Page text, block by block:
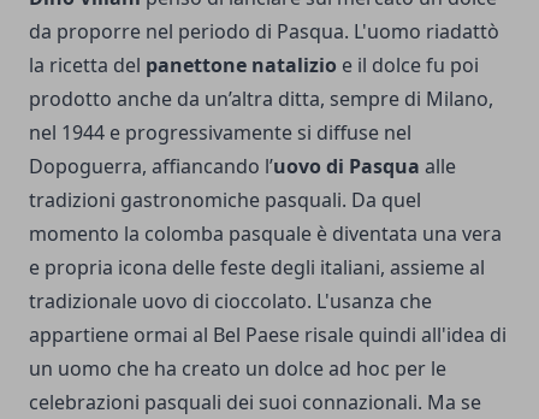
da proporre nel periodo di Pasqua. L'uomo riadattò
la ricetta del panettone natalizio e il dolce fu poi
prodotto anche da un’altra ditta, sempre di Milano,
nel 1944 e progressivamente si diffuse nel
Dopoguerra, affiancando l’uovo di Pasqua alle
tradizioni gastronomiche pasquali. Da quel
momento la colomba pasquale è diventata una vera
e propria icona delle feste degli italiani, assieme al
tradizionale uovo di cioccolato. L'usanza che
appartiene ormai al Bel Paese risale quindi all'idea di
un uomo che ha creato un dolce ad hoc per le
celebrazioni pasquali dei suoi connazionali. Ma se